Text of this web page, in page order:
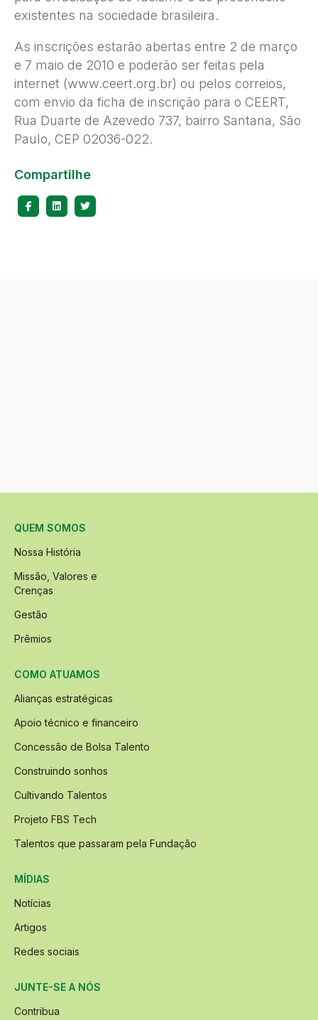
existentes na sociedade brasileira.
As inscrições estarão abertas entre 2 de março
e 7 maio de 2010 e poderão ser feitas pela
internet (www.ceert.org.br) ou pelos correios,
com envio da ficha de inscrição para o CEERT,
Rua Duarte de Azevedo 737, bairro Santana, São
Paulo, CEP 02036-022.
Compartilhe
QUEM SOMOS
Nossa História
Missão, Valores e
Crenças
Gestão
Prêmios
COMO ATUAMOS
Alianças estratégicas
Apoio técnico e financeiro
Concessão de Bolsa Talento
Construindo sonhos
Cultivando Talentos
Projeto FBS Tech
Talentos que passaram pela Fundação
MÍDIAS
Notícias
Artigos
Redes sociais
JUNTE-SE A NÓS
Contribua